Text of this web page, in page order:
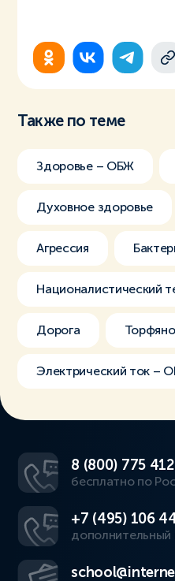
Также по теме
Здоровье – ОБЖ
Духовное здоровье
Агрессия
Националистический
Дорога
Электрический ток –
8 (800) 775
бесплатно по
+7 (495) 106
дополнительный